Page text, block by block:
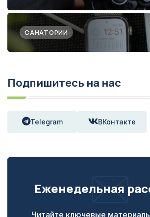
САНАТОРИИ
Подпишитесь на нас
Telegram ВКонтакте
Еженедельная
Читайте ключевые